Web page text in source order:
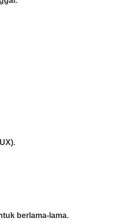
berlama-lama.